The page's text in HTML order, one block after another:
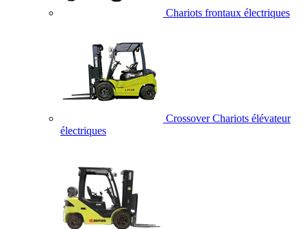
Chariots frontaux électriques
Crossover Chariots élévateur
électriques